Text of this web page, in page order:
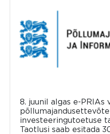
8. juunil algas e-PRIAs
investeeringutoetuse
Taotlusi saab esitada